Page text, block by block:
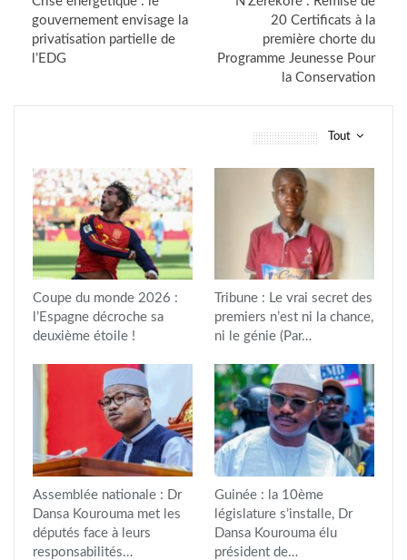
gouvernement envisage la
privatisation partielle de
l’EDG
20 Certificats à la
première chorte du
Programme Jeunesse Pour
la Conservation
Tout
Coupe du monde 2026 :
l’Espagne décroche sa
deuxième étoile !
Tribune : Le vrai secret des
premiers n’est ni la chance,
ni le génie (Par…
Assemblée nationale : Dr
Dansa Kourouma met les
députés face à leurs
responsabilités…
Guinée : la 10ème
législature s’installe, Dr
Dansa Kourouma élu
président de…